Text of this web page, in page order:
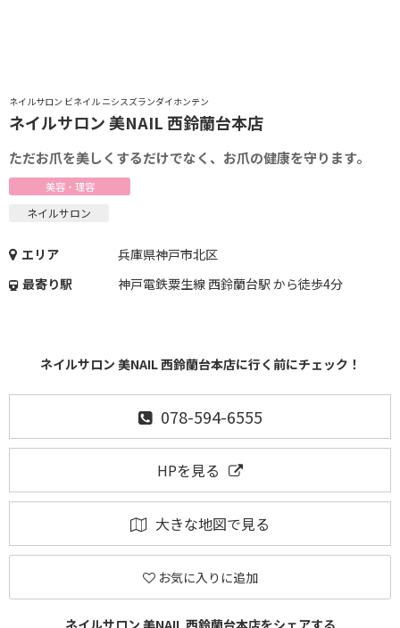
ネイルサロン ビネイル ニシスズランダイホンテン
ネイルサロン 美NAIL 西鈴蘭台本店
ただお爪を美しくするだけでなく、お爪の健康を守ります。
美容・理容
ネイルサロン
エリア
兵庫県神戸市北区
最寄り駅
神戸電鉄粟生線 西鈴蘭台駅 から徒歩4分
ネイルサロン 美NAIL 西鈴蘭台本店に行く前にチェック！
078-594-6555
HPを見る
大きな地図で見る
お気に入りに追加